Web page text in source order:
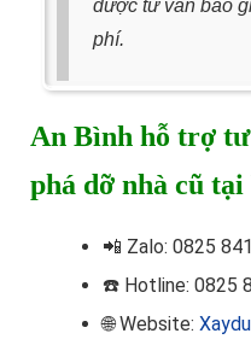
được tư vấn báo
phí.
An Bình hỗ trợ
phá dỡ nhà cũ
📲 Zalo: 0825
☎️ Hotline: 0825
🌐 Website: